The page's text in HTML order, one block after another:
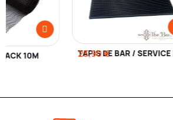
10M 23,90 €